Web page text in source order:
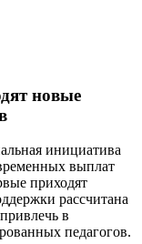
новые
инициатива
выплат
приходят
рассчитана
в
педагогов.